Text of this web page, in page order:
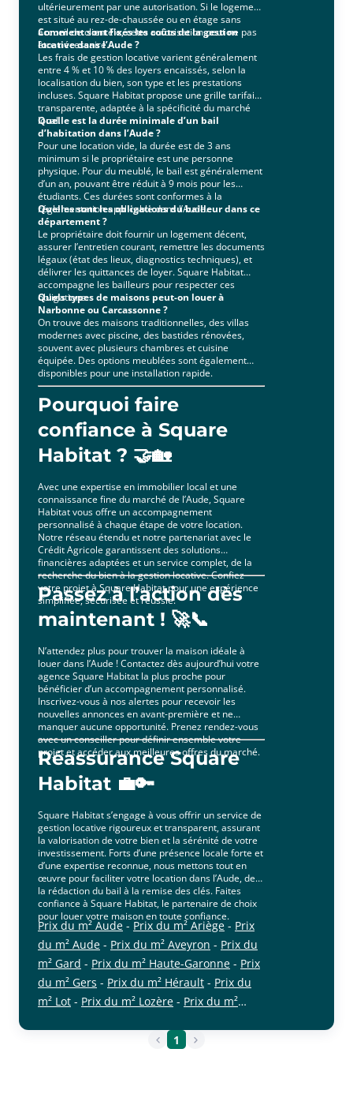
ultérieurement par une autorisation. Si le logement
est situé au rez-de-chaussée ou en étage sans
accueil de clientèle, cette autorisation peut ne pas
être nécessaire.
Comment sont fixés les coûts de la gestion
locative dans l’Aude ?
Les frais de gestion locative varient généralement
entre 4 % et 10 % des loyers encaissés, selon la
localisation du bien, son type et les prestations
incluses. Square Habitat propose une grille tarifaire
transparente, adaptée à la spécificité du marché
local.
Quelle est la durée minimale d’un bail
d’habitation dans l’Aude ?
Pour une location vide, la durée est de 3 ans
minimum si le propriétaire est une personne
physique. Pour du meublé, le bail est généralement
d’un an, pouvant être réduit à 9 mois pour les
étudiants. Ces durées sont conformes à la
réglementation applicable dans l’Aude.
Quelles sont les obligations du bailleur dans ce
département ?
Le propriétaire doit fournir un logement décent,
assurer l’entretien courant, remettre les documents
légaux (état des lieux, diagnostics techniques), et
délivrer les quittances de loyer. Square Habitat
accompagne les bailleurs pour respecter ces
obligations.
Quels types de maisons peut-on louer à
Narbonne ou Carcassonne ?
On trouve des maisons traditionnelles, des villas
modernes avec piscine, des bastides rénovées,
souvent avec plusieurs chambres et cuisine
équipée. Des options meublées sont également
disponibles pour une installation rapide.
Pourquoi faire
confiance à Square
Habitat ? 🤝🏡
Avec une expertise en immobilier local et une
connaissance fine du marché de l’Aude, Square
Habitat vous offre un accompagnement
personnalisé à chaque étape de votre location.
Notre réseau étendu et notre partenariat avec le
Crédit Agricole garantissent des solutions
financières adaptées et un service complet, de la
recherche du bien à la gestion locative. Confiez
votre projet à Square Habitat pour une expérience
simplifiée, sécurisée et réussie.
Passez à l’action dès
maintenant ! 🚀📞
N’attendez plus pour trouver la maison idéale à
louer dans l’Aude ! Contactez dès aujourd’hui votre
agence Square Habitat la plus proche pour
bénéficier d’un accompagnement personnalisé.
Inscrivez-vous à nos alertes pour recevoir les
nouvelles annonces en avant-première et ne
manquer aucune opportunité. Prenez rendez-vous
avec un conseiller pour définir ensemble votre
projet et accéder aux meilleures offres du marché.
Réassurance Square
Habitat 💼🔑
Square Habitat s’engage à vous offrir un service de
gestion locative rigoureux et transparent, assurant
la valorisation de votre bien et la sérénité de votre
investissement. Forts d’une présence locale forte et
d’une expertise reconnue, nous mettons tout en
œuvre pour faciliter votre location dans l’Aude, de
la rédaction du bail à la remise des clés. Faites
confiance à Square Habitat, le partenaire de choix
pour louer votre maison en toute confiance.
Prix du m² Aude - Prix du m² Ariège - Prix
du m² Aude - Prix du m² Aveyron - Prix du
m² Gard - Prix du m² Haute-Garonne - Prix
du m² Gers - Prix du m² Hérault - Prix du
m² Lot - Prix du m² Lozère - Prix du m²
Prix du m² Tarn -Prix du m²
1